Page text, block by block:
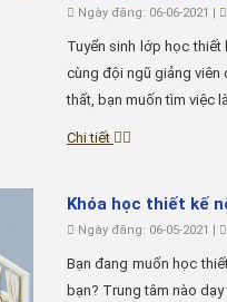
Ngày đăng: 06-06-2021 |
Tuyển sinh lớp học thiết
cùng đội ngũ giảng viên
thất, bạn muốn tìm việc
Chi tiết
Khóa học thiết kế
Ngày đăng: 06-05-2021 |
Bạn đang muốn học
bạn? Trung tâm nào